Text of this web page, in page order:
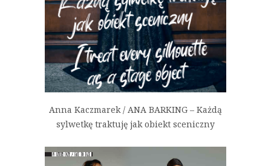
Anna Kaczmarek / ANA BARKING – Każdą
sylwetkę traktuję jak obiekt sceniczny